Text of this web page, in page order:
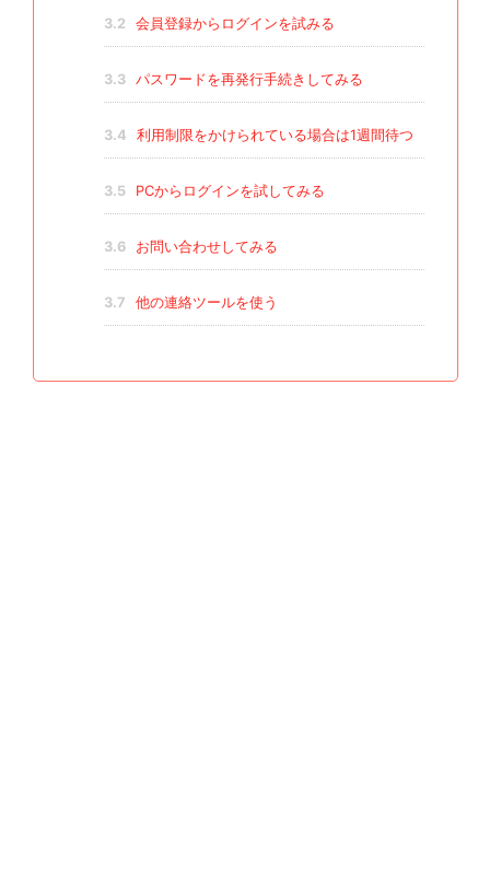
3.2 会員登録からログインを試みる
3.3 パスワードを再発行手続きしてみる
3.4 利用制限をかけられている場合は1週間待つ
3.5 PCからログインを試してみる
3.6 お問い合わせしてみる
3.7 他の連絡ツールを使う